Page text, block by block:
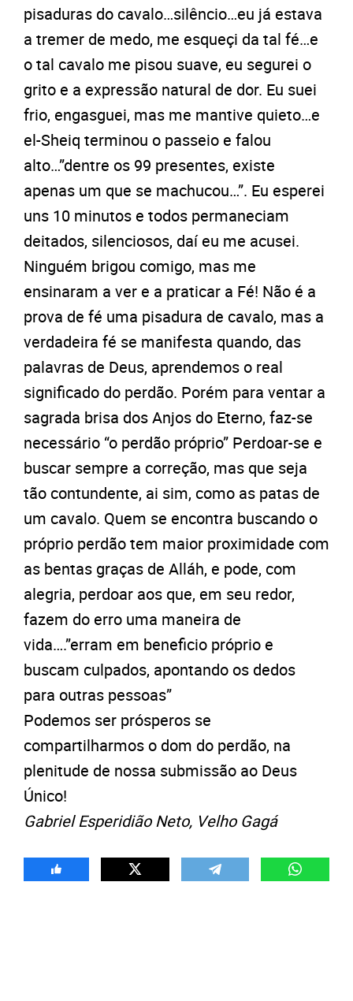
pisaduras do cavalo…silêncio…eu já estava
a tremer de medo, me esqueçi da tal fé…e
o tal cavalo me pisou suave, eu segurei o
grito e a expressão natural de dor. Eu suei
frio, engasguei, mas me mantive quieto…e
el-Sheiq terminou o passeio e falou
alto…”dentre os 99 presentes, existe
apenas um que se machucou…”. Eu esperei
uns 10 minutos e todos permaneciam
deitados, silenciosos, daí eu me acusei.
Ninguém brigou comigo, mas me
ensinaram a ver e a praticar a Fé! Não é a
prova de fé uma pisadura de cavalo, mas a
verdadeira fé se manifesta quando, das
palavras de Deus, aprendemos o real
significado do perdão. Porém para ventar a
sagrada brisa dos Anjos do Eterno, faz-se
necessário “o perdão próprio” Perdoar-se e
buscar sempre a correção, mas que seja
tão contundente, ai sim, como as patas de
um cavalo. Quem se encontra buscando o
próprio perdão tem maior proximidade com
as bentas graças de Alláh, e pode, com
alegria, perdoar aos que, em seu redor,
fazem do erro uma maneira de
vida….”erram em beneficio próprio e
buscam culpados, apontando os dedos
para outras pessoas”
Podemos ser prósperos se
compartilharmos o dom do perdão, na
plenitude de nossa submissão ao Deus
Único!
Gabriel Esperidião Neto, Velho Gagá